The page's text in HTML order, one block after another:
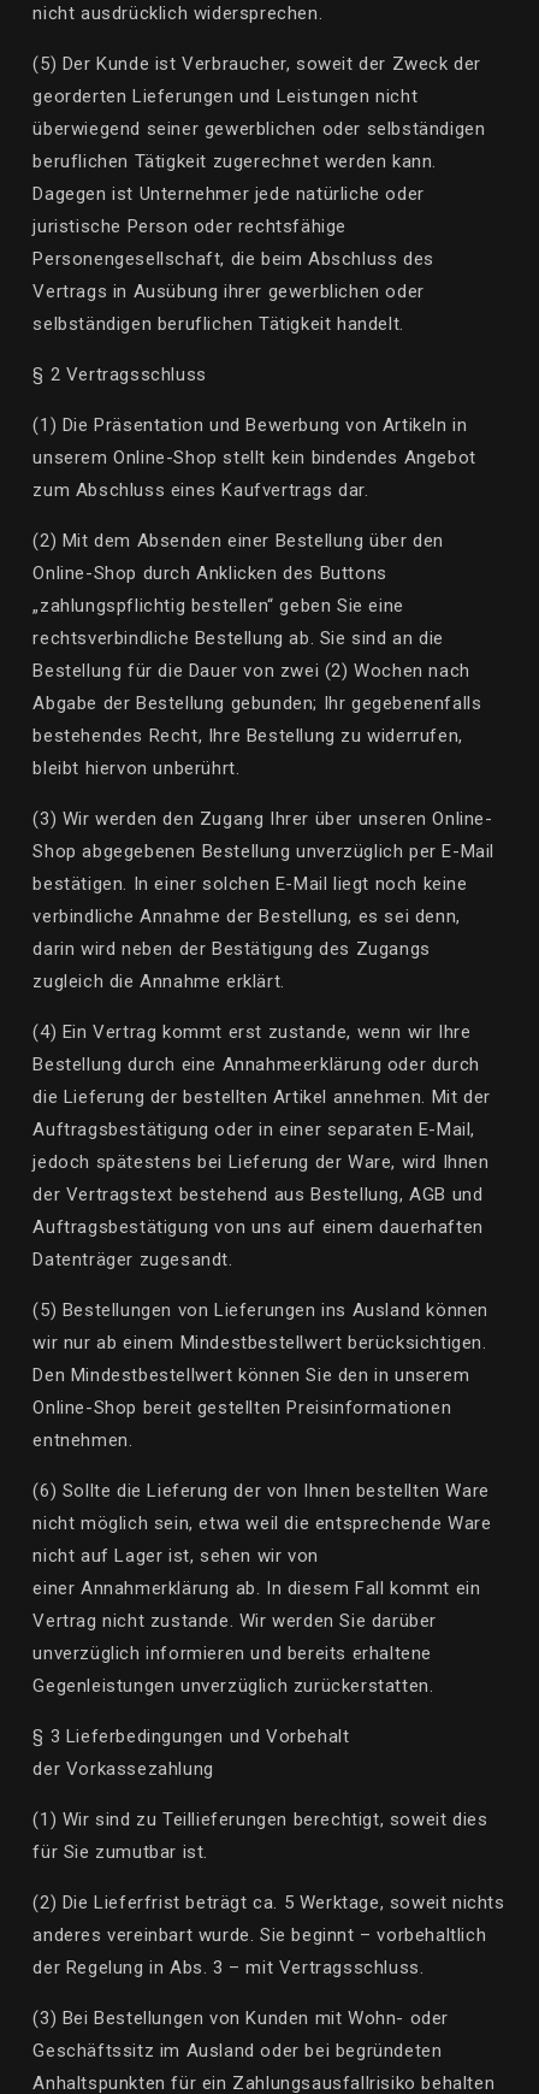
nicht ausdrücklich widersprechen.
(5) Der Kunde ist Verbraucher, soweit der Zweck der
georderten Lieferungen und Leistungen nicht
überwiegend seiner gewerblichen oder selbständigen
beruflichen Tätigkeit zugerechnet werden kann.
Dagegen ist Unternehmer jede natürliche oder
juristische Person oder rechtsfähige
Personengesellschaft, die beim Abschluss des
Vertrags in Ausübung ihrer gewerblichen oder
selbständigen beruflichen Tätigkeit handelt.
§ 2 Vertragsschluss
(1) Die Präsentation und Bewerbung von Artikeln in
unserem Online-Shop stellt kein bindendes Angebot
zum Abschluss eines Kaufvertrags dar.
(2) Mit dem Absenden einer Bestellung über den
Online-Shop durch Anklicken des Buttons
„zahlungspflichtig bestellen“ geben Sie eine
rechtsverbindliche Bestellung ab. Sie sind an die
Bestellung für die Dauer von zwei (2) Wochen nach
Abgabe der Bestellung gebunden; Ihr gegebenenfalls
bestehendes Recht, Ihre Bestellung zu widerrufen,
bleibt hiervon unberührt.
(3) Wir werden den Zugang Ihrer über unseren Online-
Shop abgegebenen Bestellung unverzüglich per E-Mail
bestätigen. In einer solchen E-Mail liegt noch keine
verbindliche Annahme der Bestellung, es sei denn,
darin wird neben der Bestätigung des Zugangs
zugleich die Annahme erklärt.
(4) Ein Vertrag kommt erst zustande, wenn wir Ihre
Bestellung durch eine Annahmeerklärung oder durch
die Lieferung der bestellten Artikel annehmen. Mit der
Auftragsbestätigung oder in einer separaten E-Mail,
jedoch spätestens bei Lieferung der Ware, wird Ihnen
der Vertragstext bestehend aus Bestellung, AGB und
Auftragsbestätigung von uns auf einem dauerhaften
Datenträger zugesandt.
(5) Bestellungen von Lieferungen ins Ausland können
wir nur ab einem Mindestbestellwert berücksichtigen.
Den Mindestbestellwert können Sie den in unserem
Online-Shop bereit gestellten Preisinformationen
entnehmen.
(6) Sollte die Lieferung der von Ihnen bestellten Ware
nicht möglich sein, etwa weil die entsprechende Ware
nicht auf Lager ist, sehen wir von
einer Annahmerklärung ab. In diesem Fall kommt ein
Vertrag nicht zustande. Wir werden Sie darüber
unverzüglich informieren und bereits erhaltene
Gegenleistungen unverzüglich zurückerstatten.
§ 3 Lieferbedingungen und Vorbehalt
der Vorkassezahlung
(1) Wir sind zu Teillieferungen berechtigt, soweit dies
für Sie zumutbar ist.
(2) Die Lieferfrist beträgt ca. 5 Werktage, soweit nichts
anderes vereinbart wurde. Sie beginnt – vorbehaltlich
der Regelung in Abs. 3 – mit Vertragsschluss.
(3) Bei Bestellungen von Kunden mit Wohn- oder
Geschäftssitz im Ausland oder bei begründeten
Anhaltspunkten für ein Zahlungsausfallrisiko behalten